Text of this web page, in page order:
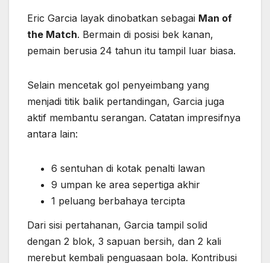
Eric Garcia layak dinobatkan sebagai Man of
the Match. Bermain di posisi bek kanan,
pemain berusia 24 tahun itu tampil luar biasa.
Selain mencetak gol penyeimbang yang
menjadi titik balik pertandingan, Garcia juga
aktif membantu serangan. Catatan impresifnya
antara lain:
6 sentuhan di kotak penalti lawan
9 umpan ke area sepertiga akhir
1 peluang berbahaya tercipta
Dari sisi pertahanan, Garcia tampil solid
dengan 2 blok, 3 sapuan bersih, dan 2 kali
merebut kembali penguasaan bola. Kontribusi